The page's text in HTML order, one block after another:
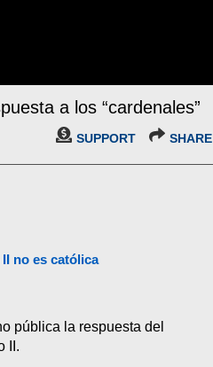
a los “cardenales”
SUPPORT SHARE
no es católica
pública la respuesta del
II.